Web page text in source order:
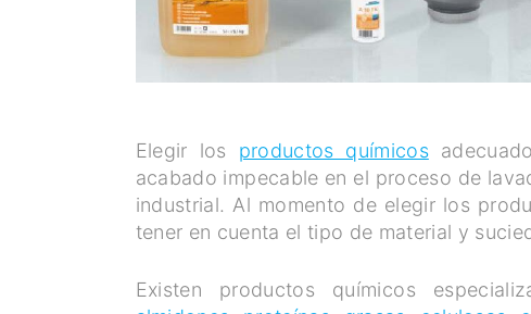
Elegir los productos químicos
acabado impecable en el proceso de
industrial. Al momento de elegir los
tener en cuenta el tipo de material y
Existen productos químicos